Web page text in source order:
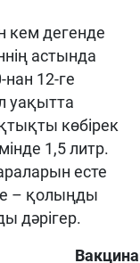
кем дегенде
астында
12-ге
уақытта
көбірек
1,5 литр.
есте
– қолыңды
дәрігер.